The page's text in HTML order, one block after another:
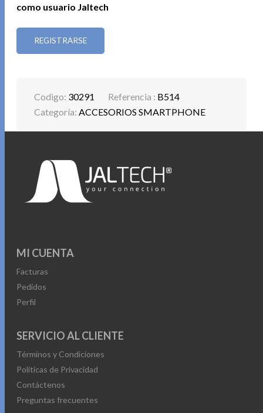
como usuario Jaltech
REGISTRARSE
Codigo: 30291 Referencia : B514
Categoría:ACCESORIOS SMARTPHONE
MI CUENTA
Facturas
Pedidos
Perfil
SERVICIO AL CLIENTE
Términos y Condiciones
Políticas de Privacidad
Contáctenos
Preguntas frecuentes